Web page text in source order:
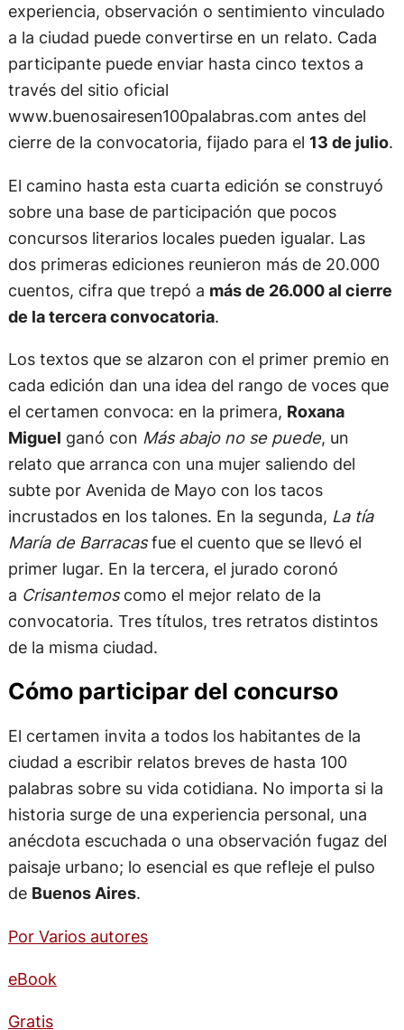
experiencia, observación o sentimiento vinculado
a la ciudad puede convertirse en un relato. Cada
participante puede enviar hasta cinco textos a
través del sitio oficial
www.buenosairesen100palabras.com antes del
cierre de la convocatoria, fijado para el 13 de julio.
El camino hasta esta cuarta edición se construyó
sobre una base de participación que pocos
concursos literarios locales pueden igualar. Las
dos primeras ediciones reunieron más de 20.000
cuentos, cifra que trepó a más de 26.000 al cierre
de la tercera convocatoria.
Los textos que se alzaron con el primer premio en
cada edición dan una idea del rango de voces que
el certamen convoca: en la primera, Roxana
Miguel ganó con Más abajo no se puede, un
relato que arranca con una mujer saliendo del
subte por Avenida de Mayo con los tacos
incrustados en los talones. En la segunda, La tía
María de Barracasfue el cuento que se llevó el
primer lugar. En la tercera, el jurado coronó
a Crisantemoscomo el mejor relato de la
convocatoria. Tres títulos, tres retratos distintos
de la misma ciudad.
Cómo participar del concurso
El certamen invita a todos los habitantes de la
ciudad a escribir relatos breves de hasta 100
palabras sobre su vida cotidiana. No importa si la
historia surge de una experiencia personal, una
anécdota escuchada o una observación fugaz del
paisaje urbano; lo esencial es que refleje el pulso
de Buenos Aires.
Por Varios autores
eBook
Gratis